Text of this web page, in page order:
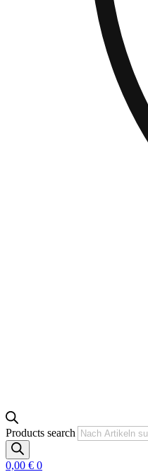
Products search
0,00 € 0